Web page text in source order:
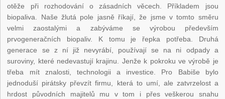
otěže při rozhodování o zásadních věcech. Příkladem jsou
biopaliva. Naše žlutá pole jasně říkají, že jsme v tomto směru
velmi zaostalými a zabýváme se výrobou především
prvogeneračních biopaliv. K tomu je řepka potřeba. Druhá
generace se z ní již nevyrábí, používají se na ni odpady a
suroviny, které nedevastují krajinu. Jenže k pokroku ve výrobě je
třeba mít znalosti, technologii a investice. Pro Babiše bylo
jednoduší pirátsky převzít firmu, která to umí, ale zatvrzelost a
hrdost původních majitelů mu v tom i přes veškerou snahu